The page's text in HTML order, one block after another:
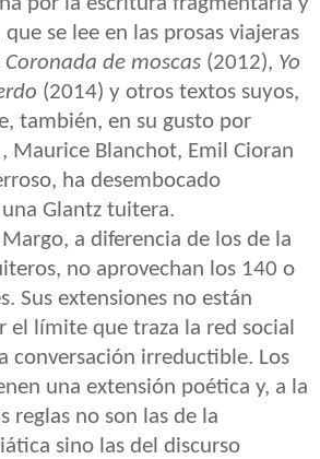
se lee en las prosas viajeras
Coronada de moscas (2012), Yo
(2014) y otros textos suyos,
también, en su gusto por
Maurice Blanchot, Emil Cioran
ha desembocado
Glantz tuitera.
a diferencia de los de la
no aprovechan los 140 o
Sus extensiones no están
el límite que traza la red social
conversación irreductible. Los
una extensión poética y, a la
reglas no son las de la
sino las del discurso